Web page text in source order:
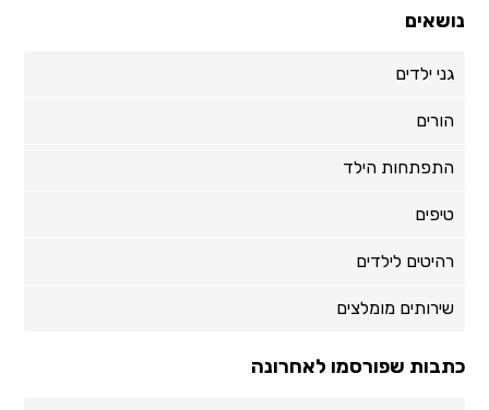
נושאים
גני ילדים
הורים
התפתחות הילד
טיפים
רהיטים לילדים
שירותים מומלצים
כתבות שפורסמו לאחרונה